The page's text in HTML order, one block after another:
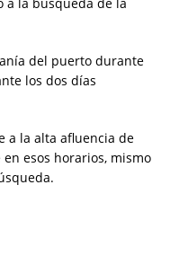
del puerto durante
los dos días
a la alta afluencia de
esos horarios, mismo